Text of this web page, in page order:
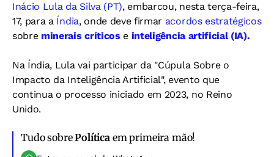
Inácio Lula da Silva (PT), embarcou, nesta terça-feira,
17, para a Índia, onde deve firmar acordos estratégicos
sobre minerais críticos e inteligência artificial (IA).
Na Índia, Lula vai participar da "Cúpula Sobre o
Impacto da Inteligência Artificial", evento que
continua o processo iniciado em 2023, no Reino
Unido.
Tudo sobrePolíticaem primeira mão!